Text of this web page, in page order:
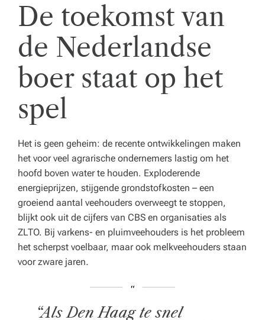
De toekomst van
de Nederlandse
boer staat op het
spel
Het is geen geheim: de recente ontwikkelingen maken
het voor veel agrarische ondernemers lastig om het
hoofd boven water te houden. Exploderende
energieprijzen, stijgende grondstofkosten – een
groeiend aantal veehouders overweegt te stoppen,
blijkt ook uit de cijfers van CBS en organisaties als
ZLTO. Bij varkens- en pluimveehouders is het probleem
het scherpst voelbaar, maar ook melkveehouders staan
voor zware jaren.
“Als Den Haag te snel